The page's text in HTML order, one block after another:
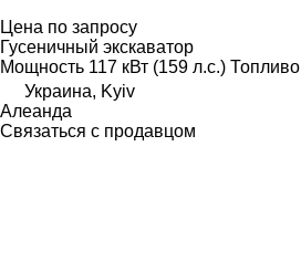
Цена по запросу
Гусеничный экскаватор
Мощность 117 кВт (159 л.с.) Топливо
Украина, Kyiv
Алеанда
Связаться с продавцом